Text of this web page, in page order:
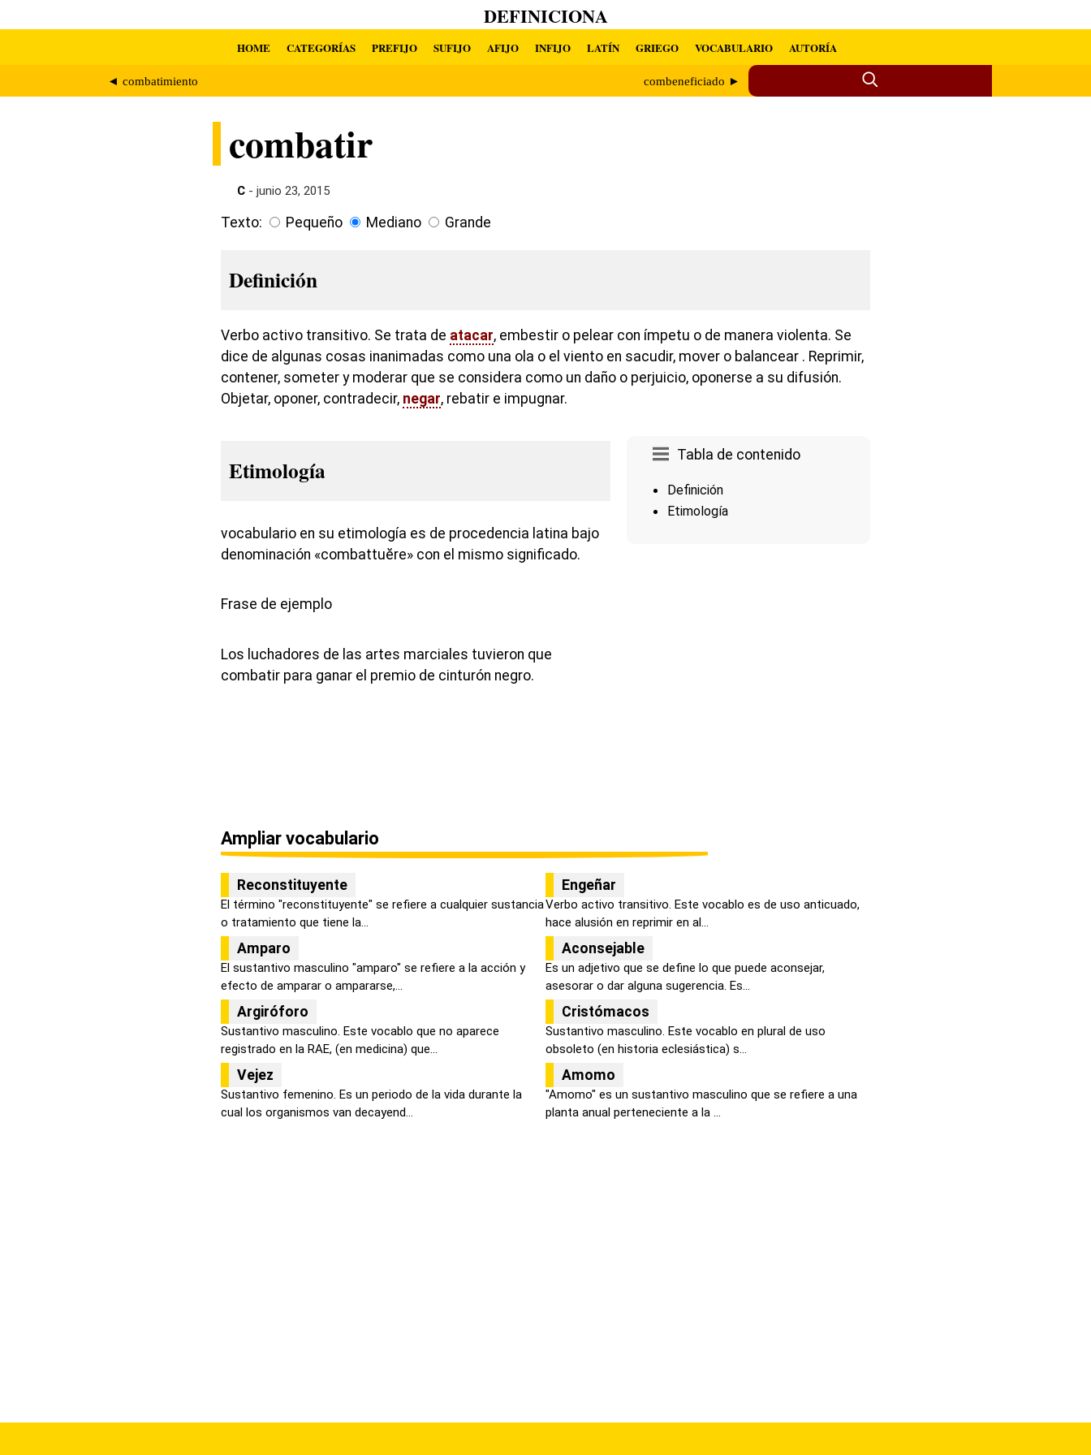
DEFINICIONA
HOME CATEGORÍAS PREFIJO SUFIJO AFIJO INFIJO LATÍN GRIEGO VOCABULARIO AUTORÍA
◄ combatimiento combeneficiado ►
combatir
C - junio 23, 2015
Texto: Pequeño Mediano Grande
Definición
Verbo activo transitivo. Se trata de atacar, embestir o pelear con ímpetu o de manera violenta. Se
dice de algunas cosas inanimadas como una ola o el viento en sacudir, mover o balancear . Reprimir,
contener, someter y moderar que se considera como un daño o perjuicio, oponerse a su difusión.
Objetar, oponer, contradecir, negar, rebatir e impugnar.
Tabla de contenido
Definición
Etimología
Etimología
vocabulario en su etimología es de procedencia latina bajo
denominación «combattuĕre» con el mismo significado.
Frase de ejemplo
Los luchadores de las artes marciales tuvieron que
combatir para ganar el premio de cinturón negro.
Ampliar vocabulario
Reconstituyente
El término "reconstituyente" se refiere a cualquier sustancia
o tratamiento que tiene la...
Engeñar
Verbo activo transitivo. Este vocablo es de uso anticuado,
hace alusión en reprimir en al...
Amparo
El sustantivo masculino "amparo" se refiere a la acción y
efecto de amparar o ampararse,...
Aconsejable
Es un adjetivo que se define lo que puede aconsejar,
asesorar o dar alguna sugerencia. Es...
Argiróforo
Sustantivo masculino. Este vocablo que no aparece
registrado en la RAE, (en medicina) que...
Cristómacos
Sustantivo masculino. Este vocablo en plural de uso
obsoleto (en historia eclesiástica) s...
Vejez
Sustantivo femenino. Es un periodo de la vida durante la
cual los organismos van decayend...
Amomo
"Amomo" es un sustantivo masculino que se refiere a una
planta anual perteneciente a la ...